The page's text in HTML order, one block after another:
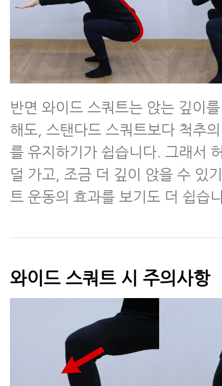
반면 와이드 스쿼트는 앉는 깊이
해도, 스탠다드 스쿼트보다 척추
를 유지하기가 쉽습니다. 그래서
덜 가고, 조금 더 깊이 앉을 수 있
트 운동의 효과를 보기도 더 쉽습
와이드 스쿼트 시 주의사항